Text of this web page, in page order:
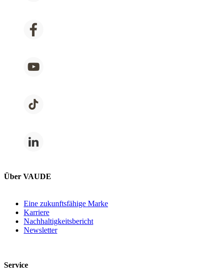
Über VAUDE
Eine zukunftsfähige Marke
Karriere
Nachhaltigkeitsbericht
Newsletter
Service